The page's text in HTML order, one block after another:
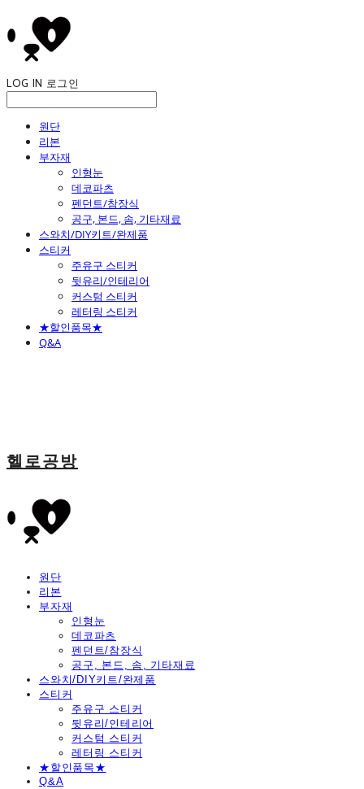
LOG IN 로그인
원단
리본
부자재
인형눈
데코파츠
펜던트/참장식
공구, 본드, 솜, 기타재료
스와치/DIY키트/완제품
스티커
주유구 스티커
뒷유리/인테리어
커스텀 스티커
레터링 스티커
★할인품목★
Q&A
헬로공방
원단
리본
부자재
인형눈
데코파츠
펜던트/참장식
공구, 본드, 솜, 기타재료
스와치/DIY키트/완제품
스티커
주유구 스티커
뒷유리/인테리어
커스텀 스티커
레터링 스티커
★할인품목★
Q&A